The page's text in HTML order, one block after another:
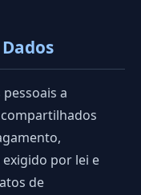
a
por lei e
de